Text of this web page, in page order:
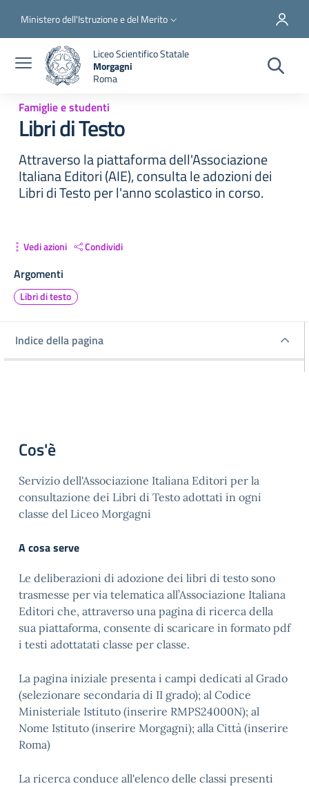
Slim top
Ministero dell'Istruzione e del Merito
Liceo Scientifico Statale
Morgagni
Roma
Famiglie e studenti
Libri di Testo
Attraverso la piattaforma dell'Associazione
Italiana Editori (AIE), consulta le adozioni dei
Libri di Testo per l'anno scolastico in corso.
Vedi azioni Condividi
Argomenti
Libri di testo
Indice della pagina
Cos'è
Servizio dell'Associazione Italiana Editori per la
consultazione dei Libri di Testo adottati in ogni
classe del Liceo Morgagni
A cosa serve
Le deliberazioni di adozione dei libri di testo sono
trasmesse per via telematica all’Associazione Italiana
Editori che, attraverso una pagina di ricerca della
sua piattaforma, consente di scaricare in formato pdf
i testi adottatati classe per classe.
La pagina iniziale presenta i campi dedicati al Grado
(selezionare secondaria di II grado); al Codice
Ministeriale Istituto (inserire RMPS24000N); al
Nome Istituto (inserire Morgagni); alla Città (inserire
Roma)
La ricerca conduce all'elenco delle classi presenti